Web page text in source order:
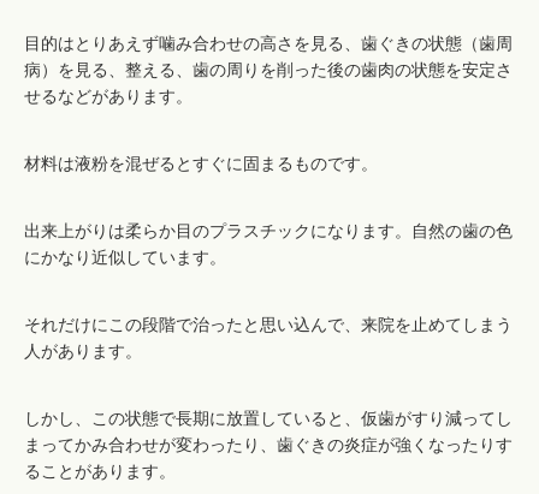
目的はとりあえず噛み合わせの高さを見る、歯ぐきの状態（歯周
病）を見る、整える、歯の周りを削った後の歯肉の状態を安定さ
せるなどがあります。
材料は液粉を混ぜるとすぐに固まるものです。
出来上がりは柔らか目のプラスチックになります。自然の歯の色
にかなり近似しています。
それだけにこの段階で治ったと思い込んで、来院を止めてしまう
人があります。
しかし、この状態で長期に放置していると、仮歯がすり減ってし
まってかみ合わせが変わったり、歯ぐきの炎症が強くなったりす
ることがあります。